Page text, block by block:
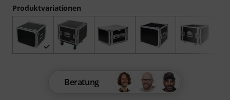
Produktvariationen
Beratung